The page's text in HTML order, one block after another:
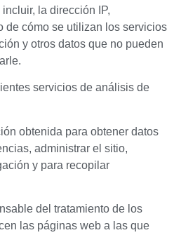
la dirección IP,
de cómo se utilizan los servicios
y otros datos que no pueden
servicios de análisis de
obtenida para obtener datos
administrar el sitio,
y para recopilar
del tratamiento de los
las páginas web a las que